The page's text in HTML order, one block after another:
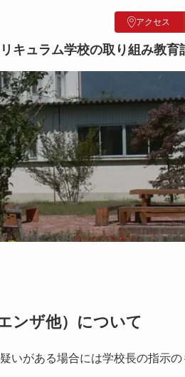
アクセス
キュラム学校の取り組み教育
ンザ他）について
いがある場合には学校長の指示の